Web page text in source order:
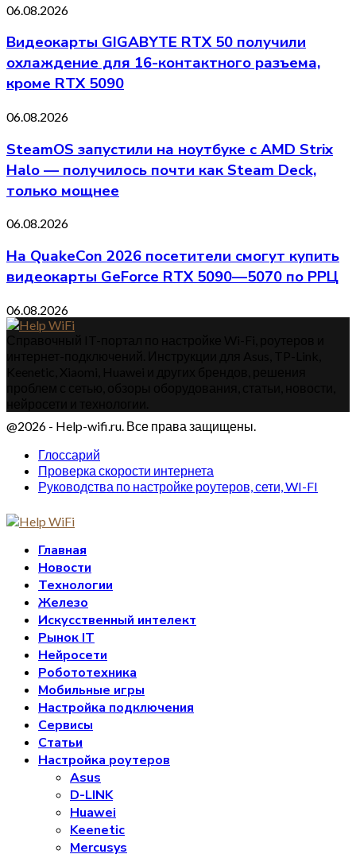
06.08.2026
Видеокарты GIGABYTE RTX 50 получили
охлаждение для 16-контактного разъема,
кроме RTX 5090
06.08.2026
SteamOS запустили на ноутбуке с AMD Strix
Halo — получилось почти как Steam Deck,
только мощнее
06.08.2026
На QuakeCon 2026 посетители смогут купить
видеокарты GeForce RTX 5090—5070 по РРЦ
06.08.2026
@2026 - Help-wifi.ru. Все права защищены.
Глоссарий
Проверка скорости интернета
Руководства по настройке роутеров, сети, WI-FI
Главная
Новости
Технологии
Железо
Искусственный интелект
Рынок IT
Нейросети
Робототехника
Мобильные игры
Настройка подключения
Сервисы
Статьи
Настройка роутеров
Asus
D-LINK
Huawei
Keenetic
Mercusys